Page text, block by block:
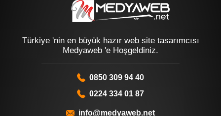
Türkiye 'nin en büyük hazır web site tasarımcısı
Medyaweb 'e Hoşgeldiniz.
0850 309 94 40
0224 334 01 87
info@medyaweb.net